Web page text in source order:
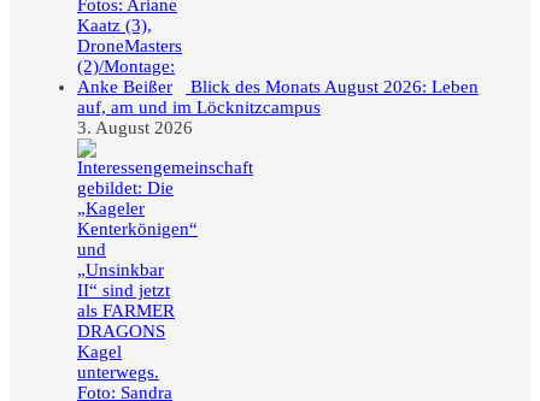
Blick des Monats August 2026: Leben
auf, am und im Löcknitzcampus
3. August 2026